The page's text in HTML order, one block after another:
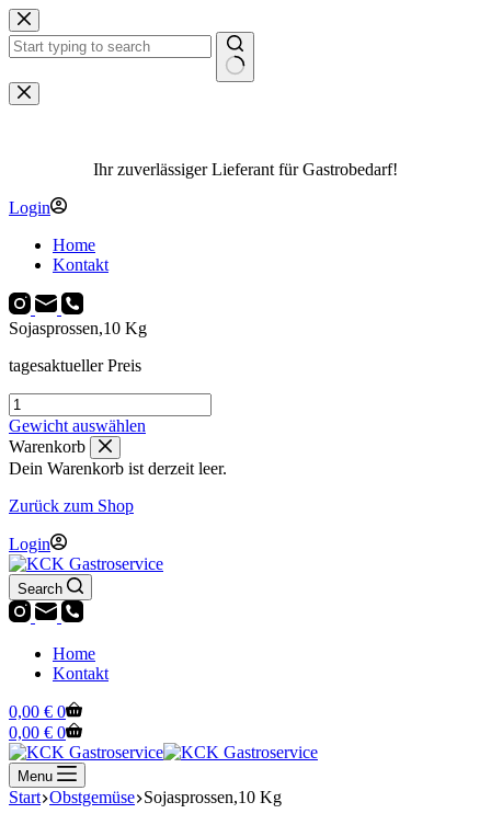
Zum
Inhalt
springen
Keine
Ergebnisse
Ihr zuverlässiger Lieferant für Gastrobedarf!
Login
Home
Kontakt
Sojasprossen,10 Kg
tagesaktueller Preis
Sojasprossen,10
Kg
Menge
Gewicht auswählen
Warenkorb
Dein Warenkorb ist derzeit leer.
Zurück zum Shop
Login
Search
Home
Kontakt
Warenkorb
0,00 € 0
Warenkorb
0,00 € 0
Menu
Start Obstgemüse Sojasprossen,10 Kg